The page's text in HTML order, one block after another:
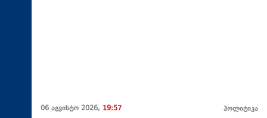
06 აგვისტო 2026, 19:57 პოლიტიკა